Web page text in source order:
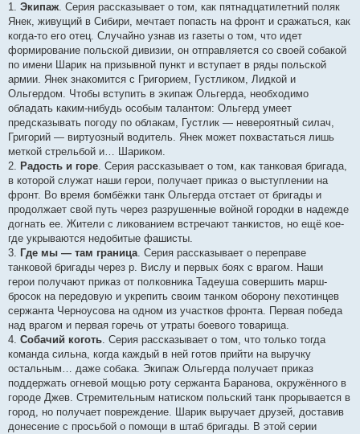
1. Экипаж. Серия рассказывает о том, как пятнадцатилетний поляк
Янек, живущий в Сибири, мечтает попасть на фронт и сражаться, как
когда-то его отец. Случайно узнав из газеты о том, что идет
формирование польской дивизии, он отправляется со своей собакой
по имени Шарик на призывной пункт и вступает в ряды польской
армии. Янек знакомится с Григорием, Густликом, Лидкой и
Ольгердом. Чтобы вступить в экипаж Ольгерда, необходимо
обладать каким-нибудь особым талантом: Ольгерд умеет
предсказывать погоду по облакам, Густлик — невероятный силач,
Григорий — виртуозный водитель. Янек может похвастаться лишь
меткой стрельбой и… Шариком.
2. Радость и горе. Серия рассказывает о том, как танковая бригада,
в которой служат наши герои, получает приказ о выступлении на
фронт. Во время бомбёжки танк Ольгерда отстает от бригады и
продолжает свой путь через разрушенные войной городки в надежде
догнать ее. Жители с ликованием встречают танкистов, но ещё кое-
где укрываются недобитые фашисты.
3. Где мы — там граница. Серия рассказывает о переправе
танковой бригады через р. Вислу и первых боях с врагом. Наши
герои получают приказ от полковника Тадеуша совершить марш-
бросок на передовую и укрепить своим танком оборону пехотинцев
сержанта Черноусова на одном из участков фронта. Первая победа
над врагом и первая горечь от утраты боевого товарища.
4. Собачий коготь. Серия рассказывает о том, что только тогда
команда сильна, когда каждый в ней готов прийти на выручку
остальным… даже собака. Экипаж Ольгерда получает приказ
поддержать огневой мощью роту сержанта Баранова, окружённого в
городе Джев. Стремительным натиском польский танк прорывается в
город, но получает повреждение. Шарик выручает друзей, доставив
донесение с просьбой о помощи в штаб бригады. В этой серии